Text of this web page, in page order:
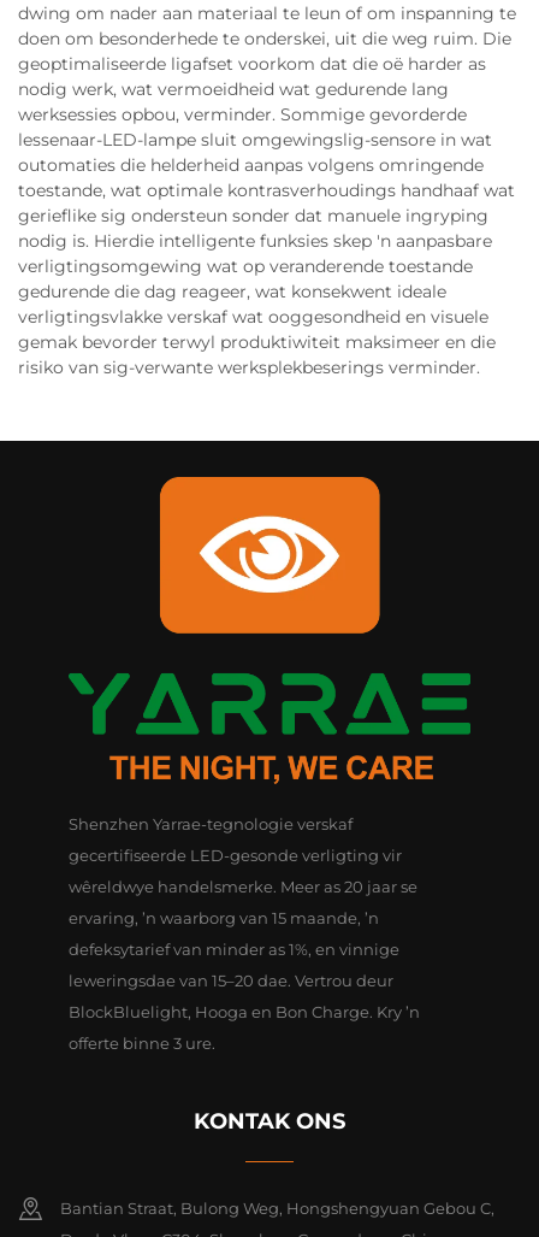
dwing om nader aan materiaal te leun of om inspanning te
doen om besonderhede te onderskei, uit die weg ruim. Die
geoptimaliseerde ligafset voorkom dat die oë harder as
nodig werk, wat vermoeidheid wat gedurende lang
werksessies opbou, verminder. Sommige gevorderde
lessenaar-LED-lampe sluit omgewingslig-sensore in wat
outomaties die helderheid aanpas volgens omringende
toestande, wat optimale kontrasverhoudings handhaaf wat
gerieflike sig ondersteun sonder dat manuele ingryping
nodig is. Hierdie intelligente funksies skep 'n aanpasbare
verligtingsomgewing wat op veranderende toestande
gedurende die dag reageer, wat konsekwent ideale
verligtingsvlakke verskaf wat ooggesondheid en visuele
gemak bevorder terwyl produktiwiteit maksimeer en die
risiko van sig-verwante werksplekbeserings verminder.
Shenzhen Yarrae-tegnologie verskaf
gecertifiseerde LED-gesonde verligting vir
wêreldwye handelsmerke. Meer as 20 jaar se
ervaring, ’n waarborg van 15 maande, ’n
defeksytarief van minder as 1%, en vinnige
leweringsdae van 15–20 dae. Vertrou deur
BlockBluelight, Hooga en Bon Charge. Kry ’n
offerte binne 3 ure.
KONTAK ONS
Bantian Straat, Bulong Weg, Hongshengyuan Gebou C,